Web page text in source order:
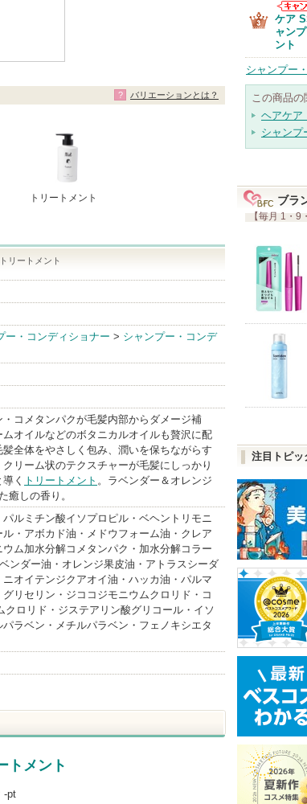
トリートメント
バリエーションとは？
リートメント
ー・コンディショナー > シャンプー・コンデ
・コメタンパクが毛髪内部からダメージ補
オイルなどのボタニカルオイルも贅沢に配
全体をやさしく包み、潤いを保ちながらす
クリーム状のテクスチャーが毛髪にしっかり
く
トリートメント 。ラベンダー＆オレンジ
癒しの香り。
ルミチン酸イソプロピル・ベヘントリモニ
・アボカド油・メドウフォーム油・クレア
ム加水分解コメタンパク・加水分解コラー
ンダー油・オレンジ果皮油・アトラスシーダ
オイテンジクアオイ油・ハッカ油・パルマ
リセリン・ジココジモニウムクロリド・コ
ロリド・ジステアリン酸グリコール・イソ
ラベン・メチルパラベン・フェノキシエタ
トメント
-pt
THE
から
があり
ケア
ャン
ント
シャンプー
この商品の
ヘアケア
シャンプ
ブラ
【毎月 1・9
注目トピッ